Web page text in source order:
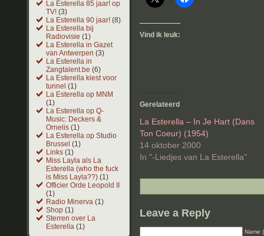
La Esterella 85 jaar! op
TV! (3)
La Esterella 90 jaar! (8)
La Esterella bij
Radiovisie (1)
La Esterella in Gazet
van Antwerpen (3)
La Esterella in
Zangtalent.be (6)
La Esterella kiest voor
tunnel (1)
La Esterella op MNM
(1)
La Esterella op Q-
Music: Deckers &
Ornelis (1)
La Esterella op Studio
Brussel (1)
Links (1)
Miss Layla als La
Esterella (who the fuck
is Miss Layla??) (1)
Officier Orde Leopold II
(1)
Radio Minerva (1)
Shop (1)
Sterren over La
Esterella (1)
Vind ik leuk:
Gerelateerd
La Esterella – In Je Hart (Dans
Ton Coeur) (1954)
14 oktober 2000
In "-Liedjes van La Esterella"
Leave a Reply
Name